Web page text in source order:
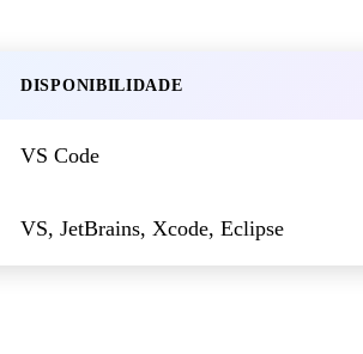
DISPONIBILIDADE
VS Code
VS, JetBrains, Xcode, Eclipse